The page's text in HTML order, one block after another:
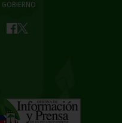
GOBIERNO